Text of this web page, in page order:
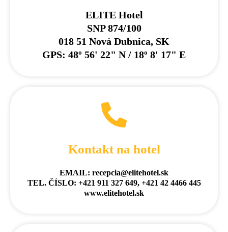
ELITE Hotel
SNP 874/100
018 51 Nová Dubnica, SK
GPS: 48º 56' 22" N / 18º 8' 17" E
Kontakt na hotel
EMAIL: recepcia@elitehotel.sk
TEL. ČÍSLO: +421 911 327 649, +421 42 4466 445
www.elitehotel.sk